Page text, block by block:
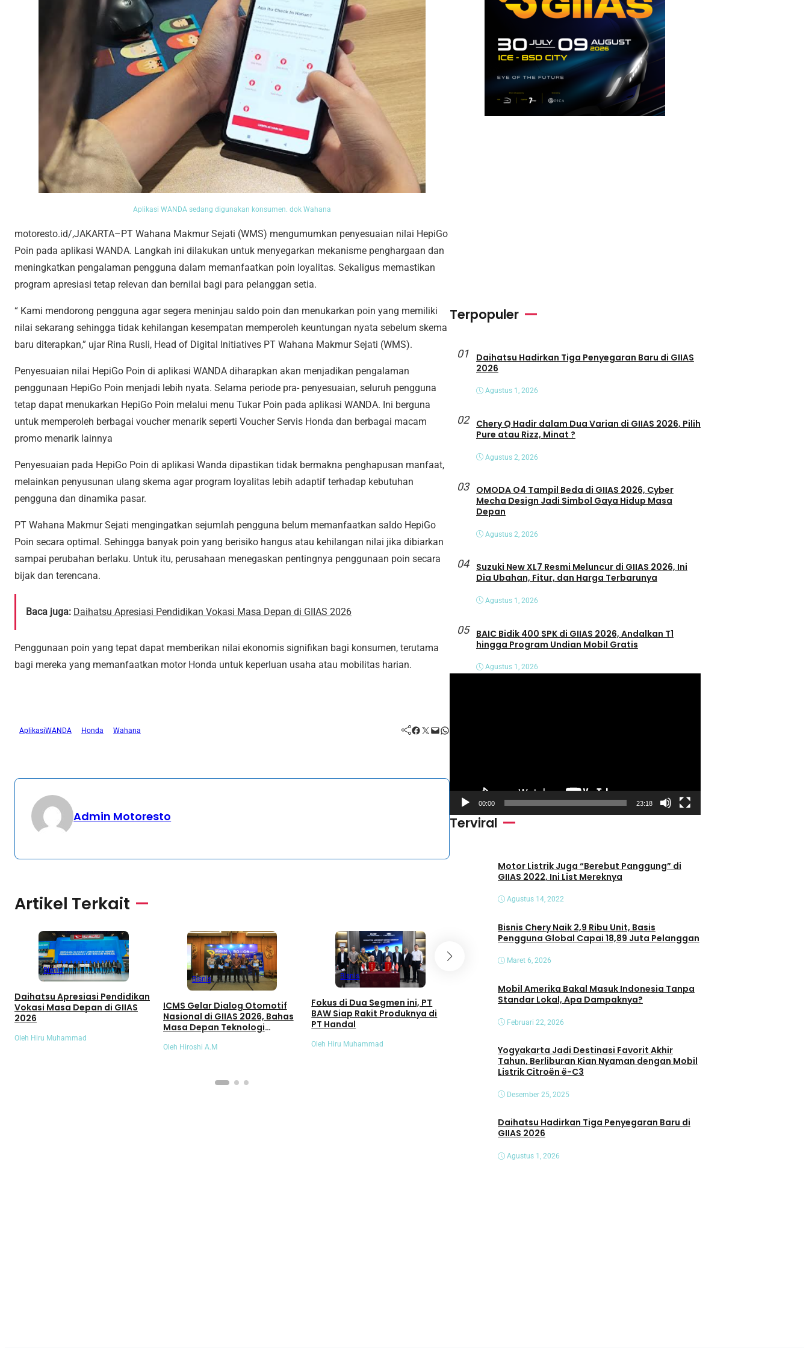
Aplikasi WANDA sedang digunakan konsumen. dok Wahana
motoresto.id/,JAKARTA–PT Wahana Makmur Sejati (WMS) mengumumkan penyesuaian nilai HepiGo
Poin pada aplikasi WANDA. Langkah ini dilakukan untuk menyegarkan mekanisme penghargaan dan
meningkatkan pengalaman pengguna dalam memanfaatkan poin loyalitas. Sekaligus memastikan
program apresiasi tetap relevan dan bernilai bagi para pelanggan setia.
“ Kami mendorong pengguna agar segera meninjau saldo poin dan menukarkan poin yang memiliki
nilai sekarang sehingga tidak kehilangan kesempatan memperoleh keuntungan nyata sebelum skema
baru diterapkan,” ujar Rina Rusli, Head of Digital Initiatives PT Wahana Makmur Sejati (WMS).
Penyesuaian nilai HepiGo Poin di aplikasi WANDA diharapkan akan menjadikan pengalaman
penggunaan HepiGo Poin menjadi lebih nyata. Selama periode pra- penyesuaian, seluruh pengguna
tetap dapat menukarkan HepiGo Poin melalui menu Tukar Poin pada aplikasi WANDA. Ini berguna
untuk memperoleh berbagai voucher menarik seperti Voucher Servis Honda dan berbagai macam
promo menarik lainnya
Penyesuaian pada HepiGo Poin di aplikasi Wanda dipastikan tidak bermakna penghapusan manfaat,
melainkan penyusunan ulang skema agar program loyalitas lebih adaptif terhadap kebutuhan
pengguna dan dinamika pasar.
PT Wahana Makmur Sejati mengingatkan sejumlah pengguna belum memanfaatkan saldo HepiGo
Poin secara optimal. Sehingga banyak poin yang berisiko hangus atau kehilangan nilai jika dibiarkan
sampai perubahan berlaku. Untuk itu, perusahaan menegaskan pentingnya penggunaan poin secara
bijak dan terencana.
Baca juga: Daihatsu Apresiasi Pendidikan Vokasi Masa Depan di GIIAS 2026
Penggunaan poin yang tepat dapat memberikan nilai ekonomis signifikan bagi konsumen, terutama
bagi mereka yang memanfaatkan motor Honda untuk keperluan usaha atau mobilitas harian.
AplikasiWANDA Honda Wahana Facebook Twitter Mail WhatsApp
Admin Motoresto
Artikel Terkait
Bisnis
Daihatsu Apresiasi Pendidikan
Vokasi Masa Depan di GIIAS
2026
Oleh Hiru Muhammad
Bisnis
ICMS Gelar Dialog Otomotif
Nasional di GIIAS 2026, Bahas
Masa Depan Teknologi
Oleh Hiroshi A.M
Bisnis
Fokus di Dua Segmen ini, PT
BAW Siap Rakit Produknya di
PT Handal
Oleh Hiru Muhammad
Bisnis
Support, Maksimalkan Uptime
Operasional Pelanggan
Oleh Satria Adi
Kolaborasi Toyota dan
Terpopuler
01
Daihatsu Hadirkan Tiga Penyegaran Baru di GIIAS
2026
Agustus 1, 2026
02
Chery Q Hadir dalam Dua Varian di GIIAS 2026, Pilih
Pure atau Rizz, Minat ?
Agustus 2, 2026
03
OMODA O4 Tampil Beda di GIIAS 2026, Cyber
Mecha Design Jadi Simbol Gaya Hidup Masa
Depan
Agustus 2, 2026
04
Suzuki New XL7 Resmi Meluncur di GIIAS 2026, Ini
Dia Ubahan, Fitur, dan Harga Terbarunya
Agustus 1, 2026
05
BAIC Bidik 400 SPK di GIIAS 2026, Andalkan T1
hingga Program Undian Mobil Gratis
Agustus 1, 2026
u
r
i
00:00 23:18
Terviral
Motor Listrik Juga “Berebut Panggung” di
GIIAS 2022, Ini List Mereknya
Agustus 14, 2022
Bisnis Chery Naik 2,9 Ribu Unit, Basis
Pengguna Global Capai 18,89 Juta Pelanggan
Maret 6, 2026
Mobil Amerika Bakal Masuk Indonesia Tanpa
Standar Lokal, Apa Dampaknya?
Februari 22, 2026
Yogyakarta Jadi Destinasi Favorit Akhir
Tahun, Berliburan Kian Nyaman dengan Mobil
Listrik Citroën ë-C3
Desember 25, 2025
Daihatsu Hadirkan Tiga Penyegaran Baru di
GIIAS 2026
Agustus 1, 2026